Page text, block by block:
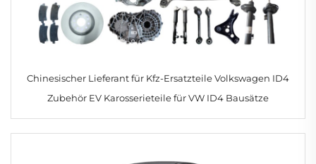
Chinesischer Lieferant für Kfz-Ersatzteile Volkswagen ID4
Zubehör EV Karosserieteile für VW ID4 Bausätze